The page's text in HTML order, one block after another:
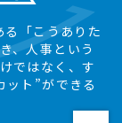
「こうありた
、人事という
ではなく、 す
ット”ができる